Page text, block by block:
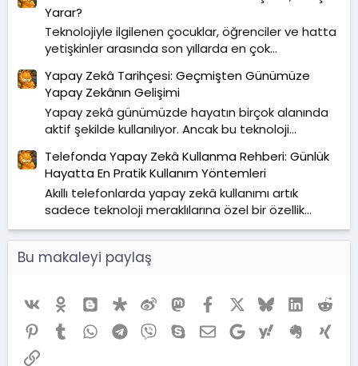
Yarar?
Teknolojiyle ilgilenen çocuklar, öğrenciler ve hatta
yetişkinler arasında son yıllarda en çok...
Yapay Zekâ Tarihçesi: Geçmişten Günümüze
Yapay Zekânın Gelişimi
Yapay zekâ günümüzde hayatın birçok alanında
aktif şekilde kullanılıyor. Ancak bu teknoloji...
Telefonda Yapay Zekâ Kullanma Rehberi: Günlük
Hayatta En Pratik Kullanım Yöntemleri
Akıllı telefonlarda yapay zekâ kullanımı artık
sadece teknoloji meraklılarına özel bir özellik...
Bu makaleyi paylaş
Vk Ok BloggerDiaspora
Weibo MastodonFacebookX (Twitter)
BlueskyLinkedIn
Pinterest
TumblrWhatsAppTelegram
Viber SkypeE-postaGoogleYahoo Evernote
Link